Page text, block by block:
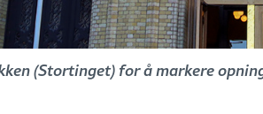
(Stortinget) for å markere